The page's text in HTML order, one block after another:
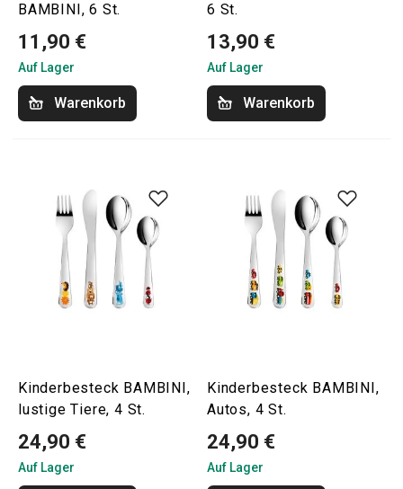
BAMBINI, 6 St.
11,90 €
Auf Lager
Warenkorb
6 St.
13,90 €
Auf Lager
Warenkorb
Kinderbesteck BAMBINI,
lustige Tiere, 4 St.
24,90 €
Auf Lager
Kinderbesteck BAMBINI,
Autos, 4 St.
24,90 €
Auf Lager